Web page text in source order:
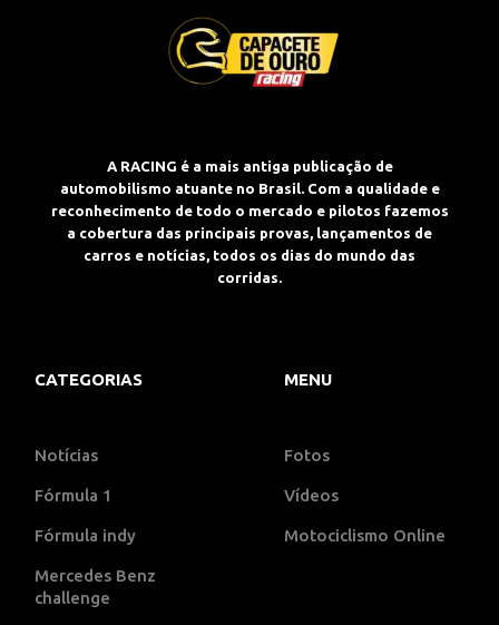
A RACING é a mais antiga publicação de
automobilismo atuante no Brasil. Com a qualidade e
reconhecimento de todo o mercado e pilotos fazemos
a cobertura das principais provas, lançamentos de
carros e notícias, todos os dias do mundo das
corridas.
CATEGORIAS
Notícias
Fórmula 1
Fórmula indy
Mercedes Benz
challenge
MENU
Fotos
Vídeos
Motociclismo Online